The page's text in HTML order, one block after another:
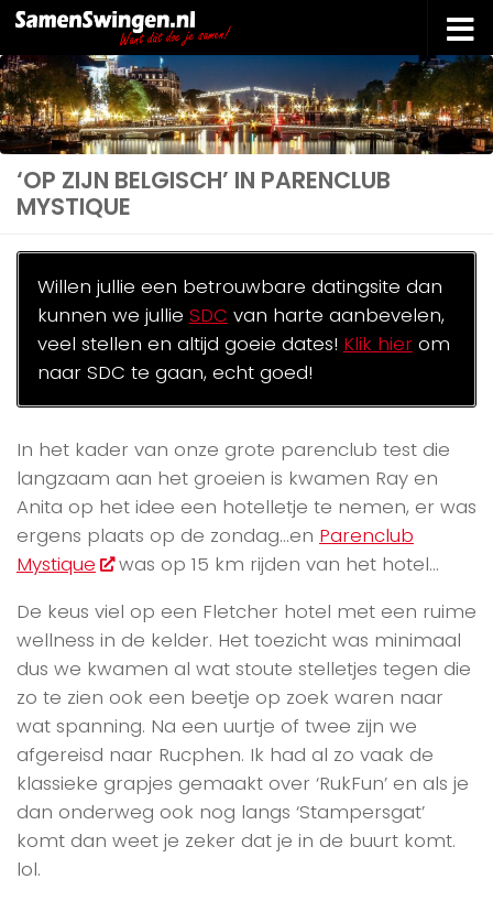
Doorgaan naar inhoud
‘OP ZIJN BELGISCH’ IN PARENCLUB
MYSTIQUE
Willen jullie een betrouwbare datingsite dan
kunnen we jullie SDC van harte aanbevelen,
veel stellen en altijd goeie dates! Klik hierom
naar SDC te gaan, echt goed!
In het kader van onze grote parenclub test die
langzaam aan het groeien is kwamen Ray en
Anita op het idee een hotelletje te nemen, er was
ergens plaats op de zondag…en Parenclub
Mystique
was op 15 km rijden van het hotel…
De keus viel op een Fletcher hotel met een ruime
wellness in de kelder. Het toezicht was minimaal
dus we kwamen al wat stoute stelletjes tegen die
zo te zien ook een beetje op zoek waren naar
wat spanning. Na een uurtje of twee zijn we
afgereisd naar Rucphen. Ik had al zo vaak de
klassieke grapjes gemaakt over ‘RukFun’ en als je
dan onderweg ook nog langs ‘Stampersgat’
komt dan weet je zeker dat je in de buurt komt.
lol.